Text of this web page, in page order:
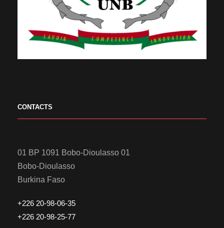
CONTACTS
01 BP 1091 Bobo-Dioulasso 01
Bobo-Dioulasso
Burkina Faso
+226 20-98-06-35
+226 20-98-25-77